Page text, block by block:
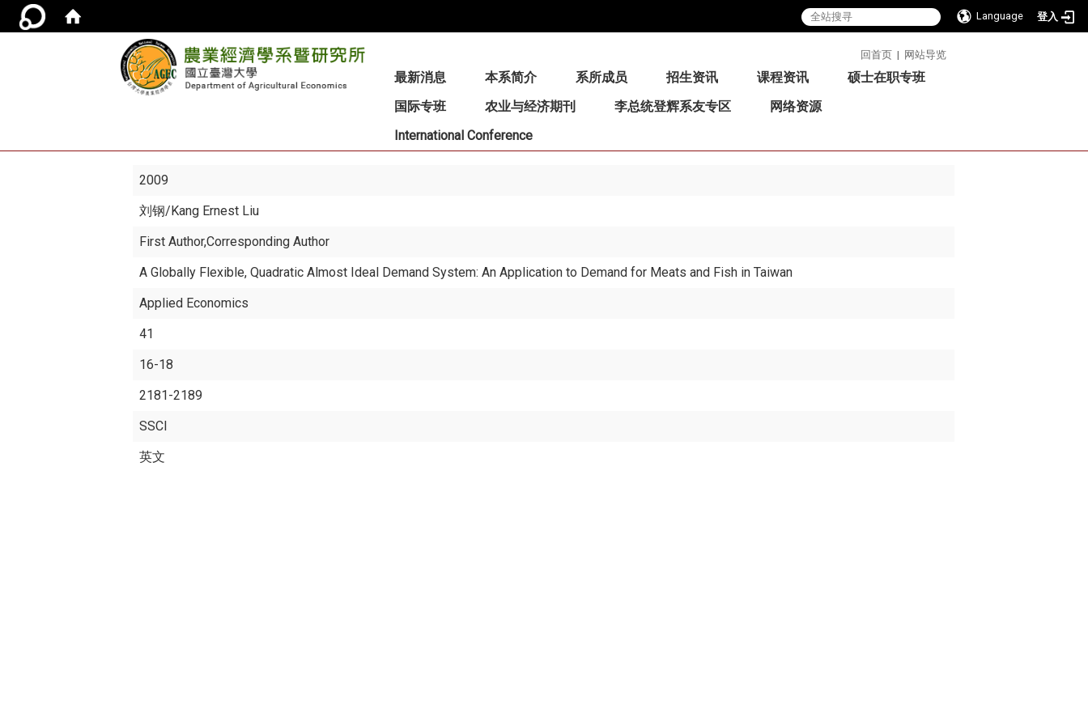
Language 登入
回首页 | 网站导览
最新消息 本系简介 系所成员 招生资讯 课程资讯
硕士在职专班
国际专班
农业与经济期刊 李总统登辉系友专区
网络资源
International Conference
2009
刘钢/Kang Ernest Liu
First Author,Corresponding Author
A Globally Flexible, Quadratic Almost Ideal Demand System: An Application to Demand for Meats and Fish in Taiwan
Applied Economics
41
16-18
2181-2189
SSCI
英文